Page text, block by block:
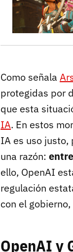
Como señala
protegidas por
que esta
IA. En estos
IA es uso justo,
una razón:
ello, OpenAI
regulación
con el
OpenAI y